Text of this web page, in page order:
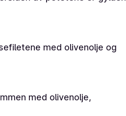
med olivenolje og
med olivenolje,